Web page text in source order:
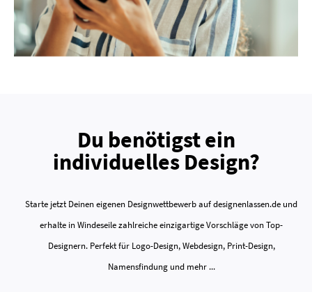
Du benötigst ein
individuelles Design?
Starte jetzt Deinen eigenen Designwettbewerb auf designenlassen.de und
erhalte in Windeseile zahlreiche einzigartige Vorschläge von Top-
Designern. Perfekt für Logo-Design, Webdesign, Print-Design,
Namensfindung und mehr ...